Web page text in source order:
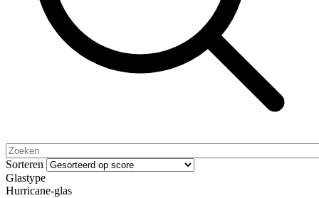
Sorteren
Glastype
Hurricane-glas